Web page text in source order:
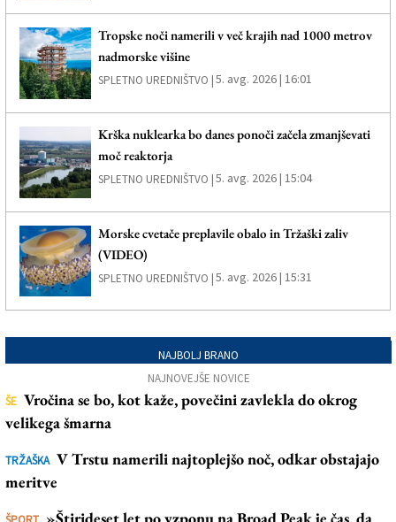
Tropske noči namerili v več krajih nad 1000 metrov
nadmorske višine
SPLETNO UREDNIŠTVO |5. avg. 2026 | 16:01
Krška nuklearka bo danes ponoči začela zmanjševati
moč reaktorja
SPLETNO UREDNIŠTVO |5. avg. 2026 | 15:04
Morske cvetače preplavile obalo in Tržaški zaliv
(VIDEO)
SPLETNO UREDNIŠTVO |5. avg. 2026 | 15:31
NAJBOLJ BRANO
NAJNOVEJŠE NOVICE
ŠE Vročina se bo, kot kaže, povečini zavlekla do okrog
velikega šmarna
TRŽAŠKA V Trstu namerili najtoplejšo noč, odkar obstajajo
meritve